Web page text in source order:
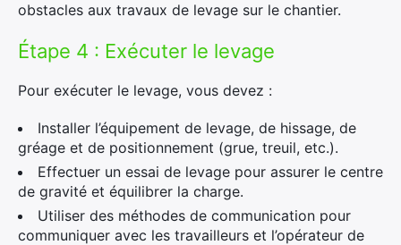
obstacles aux travaux de levage sur le chantier.
Étape 4 : Exécuter le levage
Pour exécuter le levage, vous devez :
Installer l’équipement de levage, de hissage, de
gréage et de positionnement (grue, treuil, etc.).
Effectuer un essai de levage pour assurer le centre
de gravité et équilibrer la charge.
Utiliser des méthodes de communication pour
communiquer avec les travailleurs et l’opérateur de